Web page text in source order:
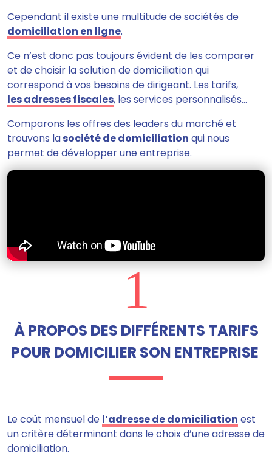
Cependant il existe une multitude de sociétés de
domiciliation en ligne.
Ce n’est donc pas toujours évident de les comparer
et de choisir la solution de domiciliation qui
correspond à vos besoins de dirigeant. Les tarifs,
les adresses fiscales, les services personnalisés…
Comparons les offres des leaders du marché et
trouvons lasociété de domiciliation qui nous
permet de développer une entreprise.
1
À PROPOS DES DIFFÉRENTS TARIFS
POUR DOMICILIER SON ENTREPRISE
Le coût mensuel de l’adresse de domiciliation est
un critère déterminant dans le choix d’une adresse de
domiciliation.